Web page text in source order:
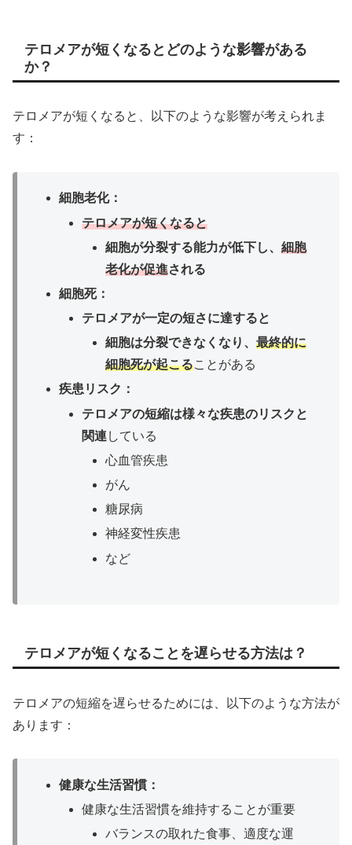
テロメアが短くなるとどのような影響がある
か？
テロメアが短くなると、以下のような影響が考えられま
す：
細胞老化：
テロメアが短くなると
細胞が分裂する能力が低下し、 細胞
老化が促進される
細胞死：
テロメアが一定の短さに達すると
細胞は分裂できなくなり、 最終的に
細胞死が起こることがある
疾患リスク：
テロメアの短縮は様々な疾患のリスクと
関連している
心血管疾患
がん
糖尿病
神経変性疾患
など
テロメアが短くなることを遅らせる方法は？
テロメアの短縮を遅らせるためには、以下のような方法が
あります：
健康な生活習慣：
健康な生活習慣を維持することが重要
バランスの取れた食事、適度な運